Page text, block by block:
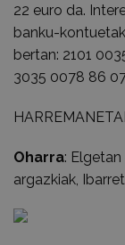
22 euro da.
banku-
bertan: 2101
3035 0078 86
Oharra:
argazkiak,